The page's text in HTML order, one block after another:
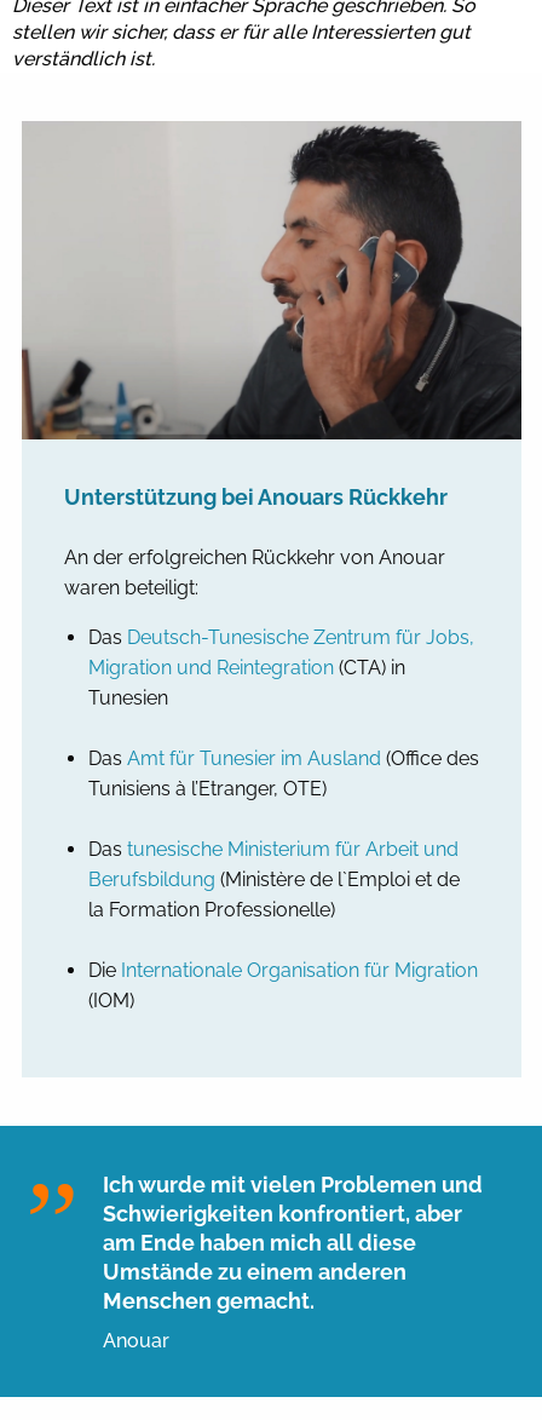
Dieser Text ist in einfacher Sprache geschrieben. So
stellen wir sicher, dass er für alle Interessierten gut
verständlich ist.
Unterstützung bei Anouars Rückkehr
An der erfolgreichen Rückkehr von Anouar
waren beteiligt:
Das Deutsch-Tunesische Zentrum für Jobs,
Migration und Reintegration(CTA) in
Tunesien
Das Amt für Tunesier im Ausland (Office des
Tunisiens à l’Etranger, OTE)
Das tunesische Ministerium für Arbeit und
Berufsbildung (Ministère de l`Emploi et de
la Formation Professionelle)
Die Internationale Organisation für Migration
(IOM)
Ich wurde mit vielen Problemen und
Schwierigkeiten konfrontiert, aber
am Ende haben mich all diese
Umstände zu einem anderen
Menschen gemacht.
Anouar